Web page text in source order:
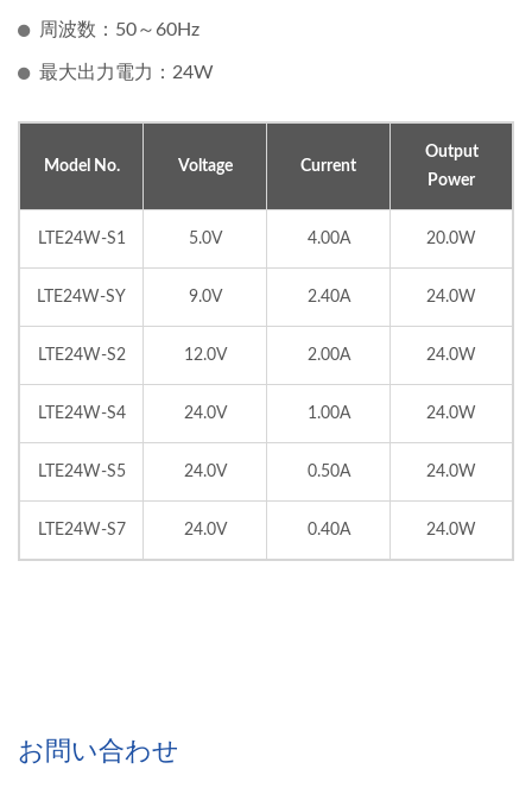
周波数：50～60Hz
最大出力電力：24W
Model No. Voltage Current
Output
Power
LTE24W-S1 5.0V 4.00A 20.0W
LTE24W-SY 9.0V 2.40A 24.0W
LTE24W-S2 12.0V 2.00A 24.0W
LTE24W-S4 24.0V 1.00A 24.0W
LTE24W-S5 24.0V 0.50A 24.0W
LTE24W-S7 24.0V 0.40A 24.0W